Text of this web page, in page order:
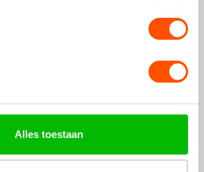
Alles toestaan